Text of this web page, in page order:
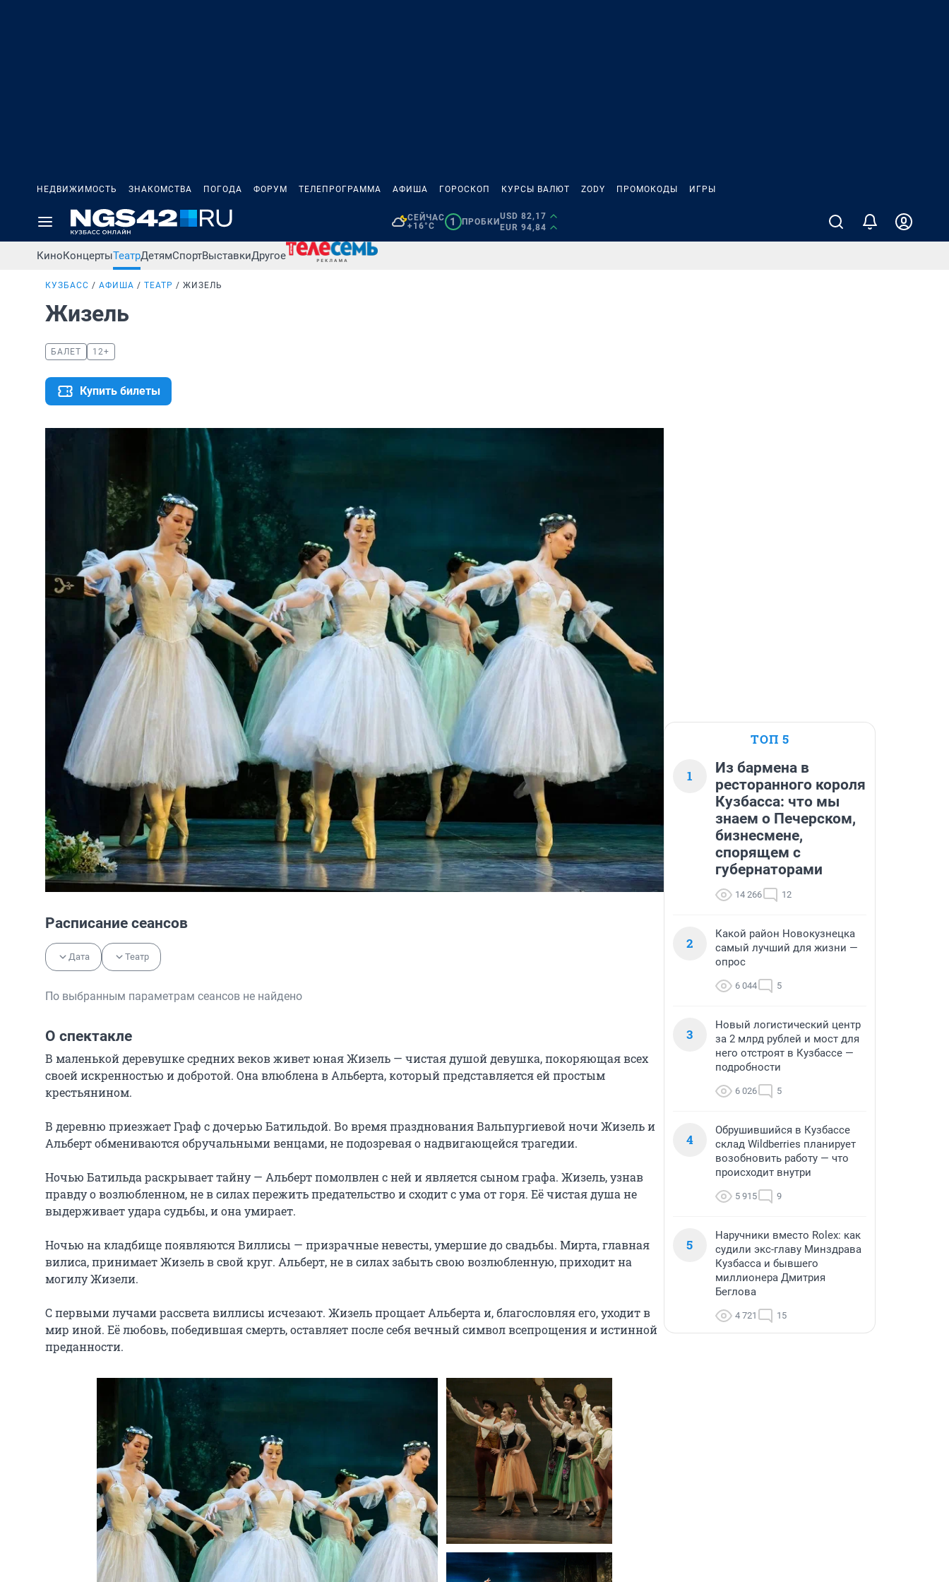
НЕДВИЖИМОСТЬ ЗНАКОМСТВА ПОГОДА ФОРУМ ТЕЛЕПРОГРАММА АФИША ГОРОСКОП КУРСЫ ВАЛЮТ ZODY ПРОМОКОДЫ ИГРЫ
СЕЙЧАС
+16°C
1 ПРОБКИ
USD 82,17
EUR 94,84
КиноКонцертыТеатрДетямСпортВыставкиДругое
КУЗБАСС АФИША ТЕАТР ЖИЗЕЛЬ
Жизель
БАЛЕТ 12+
Купить билеты
Расписание сеансов
Дата Театр
По выбранным параметрам сеансов не найдено
О спектакле
В маленькой деревушке средних веков живет юная Жизель — чистая душой девушка, покоряющая всех
своей искренностью и добротой. Она влюблена в Альберта, который представляется ей простым
крестьянином.
В деревню приезжает Граф с дочерью Батильдой. Во время празднования Вальпургиевой ночи Жизель и
Альберт обмениваются обручальными венцами, не подозревая о надвигающейся трагедии.
Ночью Батильда раскрывает тайну — Альберт помолвлен с ней и является сыном графа. Жизель, узнав
правду о возлюбленном, не в силах пережить предательство и сходит с ума от горя. Её чистая душа не
выдерживает удара судьбы, и она умирает.
Ночью на кладбище появляются Виллисы — призрачные невесты, умершие до свадьбы. Мирта, главная
вилиса, принимает Жизель в свой круг. Альберт, не в силах забыть свою возлюбленную, приходит на
могилу Жизели.
С первыми лучами рассвета виллисы исчезают. Жизель прощает Альберта и, благословляя его, уходит в
мир иной. Её любовь, победившая смерть, оставляет после себя вечный символ всепрощения и истинной
преданности.
ТОП 5
1
Из бармена в
ресторанного короля
Кузбасса: что мы
знаем о Печерском,
бизнесмене,
спорящем с
губернаторами
14 266 12
2
Какой район Новокузнецка
самый лучший для жизни —
опрос
6 044 5
3
Новый логистический центр
за 2 млрд рублей и мост для
него отстроят в Кузбассе —
подробности
6 026 5
4
Обрушившийся в Кузбассе
склад Wildberries планирует
возобновить работу — что
происходит внутри
5 915 9
5
Наручники вместо Rolex: как
судили экс-главу Минздрава
Кузбасса и бывшего
миллионера Дмитрия
Беглова
4 721 15